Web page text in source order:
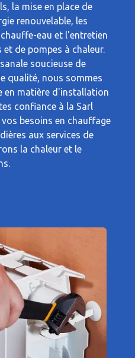
la mise en place de
renouvelable, les
eau et l'entretien
de pompes à chaleur.
soucieuse de
qualité, nous sommes
en matière d'installation
confiance à la Sarl
besoins en chauffage
aux services de
la chaleur et le